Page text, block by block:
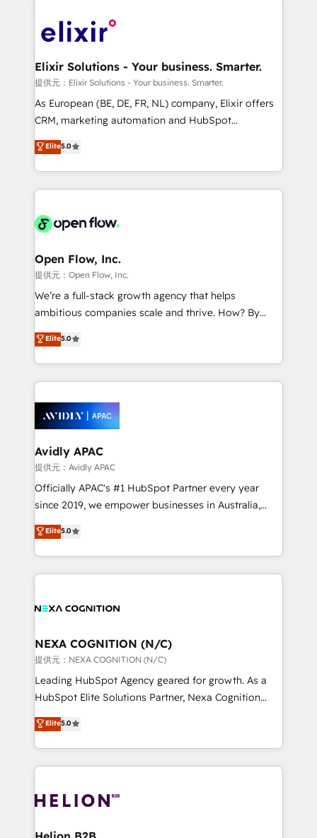
HIPAA-aware; CASL-compliant; GDPR-ready
implementations where required 💡 Why 500+
built to scale.
Design, Migrations + Integrations. Mole Street’s
greatness, which is achieved through creating
absolute clarity, derived from a well-defined
strategy, executed well, and reported on with clear
results. The culture is driven by core values; Joy, Grit,
Mindedness, and Clarity. We are driven to win for the
collective good of the company and its clientele, and
things are happening.
Elixir Solutions - Your business. Smarter.
提供元：Elixir Solutions - Your business. Smarter.
As European (BE, DE, FR, NL) company, Elixir offers
CRM, marketing automation and HubSpot
integration products and services to mid-market
and enterprise customers. We ensure that your sales,
service and marketing department operates in the
most effective way, while at the same time
integrated buyers journey. Elixir is located in
and Amsterdam. Elixir is a first mover and leader
when it comes to HubSpot sales and service
implementations, highly renowned for our business
acumen, process (re-)design experience and a
integrate HubSpot with complex solutions like SAP,
MicroSoft, custom solutions,... Our company also has
Retail execution, CPQ, customer portals and
HubSpot CMS developments. And we're champions
Elite5.0
Open Flow, Inc.
提供元：Open Flow, Inc.
We’re a full-stack growth agency that helps
ambitious companies scale and thrive. How? By
upgrading and streamlining every single revenue-
generating aspect of your business. We’re proud
HubSpot Elite Solutions Partners and devout CRM
nerds who can harness HubSpot’s custom digital
experience. Working hand-in-hand with your team,
we’ll assemble a RevOps machine that drives more
traffic, generates better leads and crushes your
revenue goals. We've worked with thousands of
HubSpot customers and we'd love to work with you
too! Clients come to us for: Advanced CRM solutions
HubSpot Data System Migrations between systems
to HubSpot New lead generation strategies Time-
Elite5.0
Avidly APAC
提供元：Avidly APAC
Officially APAC's #1 HubSpot Partner every year
since 2019, we empower businesses in Australia,
New Zealand, and globally to realise their full
potential through enterprise HubSpot CRM
implementation. And we deliver best practice across
the whole HubSpot platform, covering marketing,
all businesses, from start-up to Enterprise, and have
the world. Our human approach to digital
transformation is designed for businesses who want
to grow. And we're passionate about APAC
businesses leading the world in technology, agility
record migrating businesses from CRM & Marketing
Platforms such as Salesforce, Dynamics, Pipedrive,
with attract and retain customers, manage their
business people and processes, and how they
Elite5.0
NEXA COGNITION (N/C)
提供元：NEXA COGNITION (N/C)
Leading HubSpot Agency geared for growth. As a
HubSpot Elite Solutions Partner, Nexa Cognition
ranks in the top 1% of global HubSpot Partners and
has been one of the longest-standing partners since
2012. We empower businesses to harness the full
potential of HubSpot by combining strategic
bespoke HubSpot solutions tailored to drive
Choose Nexa Cognition? 🚀 HubSpot Expertise: Our
Elite5.0